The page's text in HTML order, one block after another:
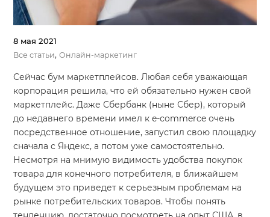
8 мая 2021
Все статьи,Онлайн-маркетинг
Сейчас бум маркетплейсов. Любая себя уважающая
корпорация решила, что ей обязательно нужен свой
маркетплейс. Даже Сбербанк (ныне Сбер), который
до недавнего времени имел к e-commerce очень
посредственное отношение, запустил свою площадку
сначала с Яндекс, а потом уже самостоятельно.
Несмотря на мнимую видимость удобства покупок
товара для конечного потребителя, в ближайшем
будущем это приведет к серьезным проблемам на
рынке потребительских товаров. Чтобы понять